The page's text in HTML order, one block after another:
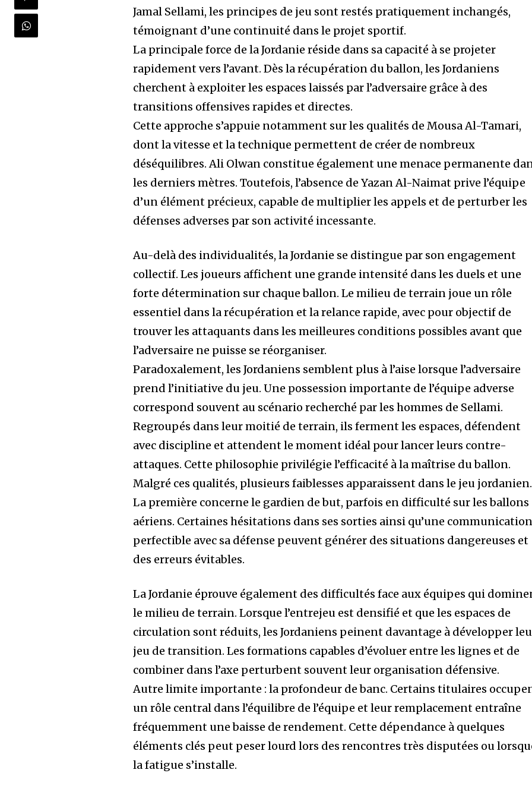
Jamal Sellami, les principes de jeu sont restés pratiquement inchangés,
témoignant d’une continuité dans le projet sportif.
La principale force de la Jordanie réside dans sa capacité à se projeter
rapidement vers l’avant. Dès la récupération du ballon, les Jordaniens
cherchent à exploiter les espaces laissés par l’adversaire grâce à des
transitions offensives rapides et directes.
Cette approche s’appuie notamment sur les qualités de Mousa Al-Tamari,
dont la vitesse et la technique permettent de créer de nombreux
déséquilibres. Ali Olwan constitue également une menace permanente
les derniers mètres. Toutefois, l’absence de Yazan Al-Naimat prive l’équipe
d’un élément précieux, capable de multiplier les appels et de perturber les
défenses adverses par son activité incessante.
Au-delà des individualités, la Jordanie se distingue par son engagement
collectif. Les joueurs affichent une grande intensité dans les duels et une
forte détermination sur chaque ballon. Le milieu de terrain joue un rôle
essentiel dans la récupération et la relance rapide, avec pour objectif de
trouver les attaquants dans les meilleures conditions possibles avant que
l’adversaire ne puisse se réorganiser.
Paradoxalement, les Jordaniens semblent plus à l’aise lorsque l’adversaire
prend l’initiative du jeu. Une possession importante de l’équipe adverse
correspond souvent au scénario recherché par les hommes de Sellami.
Regroupés dans leur moitié de terrain, ils ferment les espaces, défendent
avec discipline et attendent le moment idéal pour lancer leurs contre-
attaques. Cette philosophie privilégie l’efficacité à la maîtrise du ballon.
Malgré ces qualités, plusieurs faiblesses apparaissent dans le jeu jordanien.
La première concerne le gardien de but, parfois en difficulté sur les ballons
aériens. Certaines hésitations dans ses sorties ainsi qu’une
perfectible avec sa défense peuvent générer des situations dangereuses et
des erreurs évitables.
La Jordanie éprouve également des difficultés face aux équipes qui
le milieu de terrain. Lorsque l’entrejeu est densifié et que les espaces de
circulation sont réduits, les Jordaniens peinent davantage à développer
jeu de transition. Les formations capables d’évoluer entre les lignes et de
combiner dans l’axe perturbent souvent leur organisation défensive.
Autre limite importante : la profondeur de banc. Certains titulaires
un rôle central dans l’équilibre de l’équipe et leur remplacement entraîne
fréquemment une baisse de rendement. Cette dépendance à quelques
éléments clés peut peser lourd lors des rencontres très disputées ou
la fatigue s’installe.